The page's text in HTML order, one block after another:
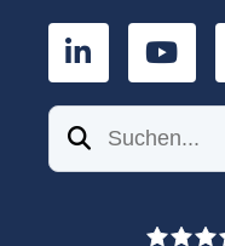
LinkedIn
Suchen